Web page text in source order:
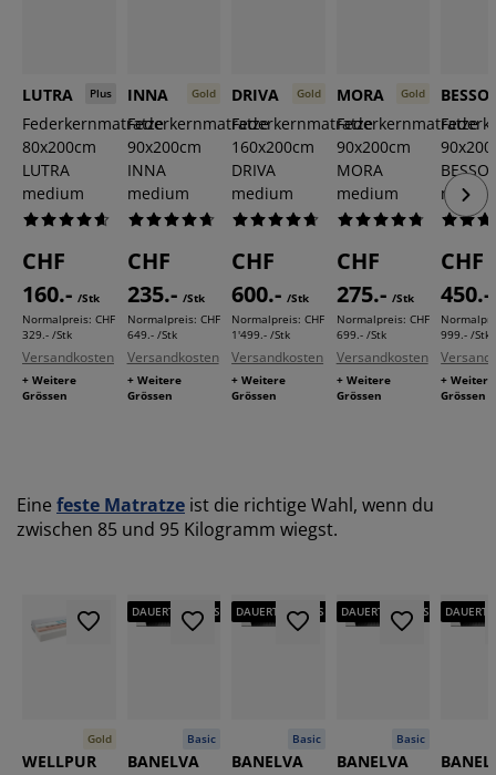
Plus
LUTRA
Federkernmatratze
80x200cm
LUTRA
medium
CHF
160.- /Stk
Normalpreis: CHF
329.- /Stk
Versandkosten
+ Weitere
Grössen
Gold
INNA
Federkernmatratze
90x200cm
INNA
medium
CHF
235.- /Stk
Normalpreis: CHF
649.- /Stk
Versandkosten
+ Weitere
Grössen
Gold
DRIVA
Federkernmatratze
160x200cm
DRIVA
medium
CHF
600.- /Stk
Normalpreis: CHF
1'499.- /Stk
Versandkosten
+ Weitere
Grössen
Gold
MORA
Federkernmatratze
90x200cm
MORA
medium
CHF
275.- /Stk
Normalpreis: CHF
699.- /Stk
Versandkosten
+ Weitere
Grössen
BESSO
BESSO
CHF
450.-
999.- /Stk
+ Weitere
Grössen
Eine feste Matratze ist die richtige Wahl, wenn du
zwischen 85 und 95 Kilogramm wiegst.
Gold
WELLPUR
DAUERTIEFPREIS
Basic
BANELVA
DAUERTIEFPREIS
Basic
BANELVA
DAUERTIEFPREIS
Basic
BANELVA